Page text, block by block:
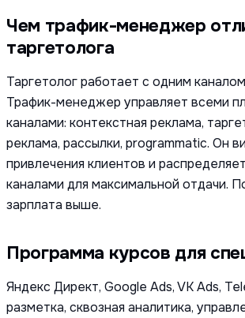
Чем трафик-менеджер отличается от
таргетолога
Таргетолог работает с одним
Трафик-менеджер управляет всеми
каналами: контекстная реклама,
реклама, рассылки, programmatic. Он
привлечения клиентов и
каналами для максимальной отдачи.
зарплата выше.
Программа курсов для
Яндекс Директ, Google Ads, VK Ads,
разметка, сквозная аналитика,